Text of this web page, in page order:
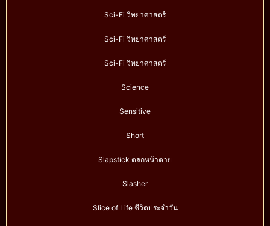
Sci-Fi วิทยาศาสตร์
Sci-Fi วิทยาศาสตร์
Sci-Fi วิทยาศาสตร์
Science
Sensitive
Short
Slapstick ตลกหน้าตาย
Slasher
Slice of Life ชีวิตประจำวัน